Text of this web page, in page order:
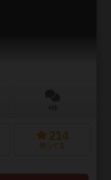
214
持ってる